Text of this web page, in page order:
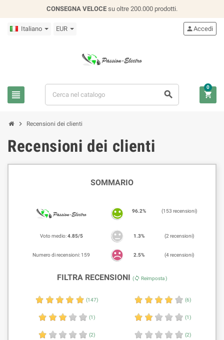
CONSEGNA VELOCE su oltre 200.000 prodotti.
Italiano EUR
 
Accedi

0
 Recensioni dei clienti
Recensioni dei clienti
SOMMARIO
96.2% (153 recensioni)
Voto medio:4.85/5 1.3% (2 recensioni)
Numero di recensioni: 159 2.5% (4 recensioni)
FILTRA RECENSIONI (sync Reimposta )
(147) (6)
(1) (1)
(2) (2)